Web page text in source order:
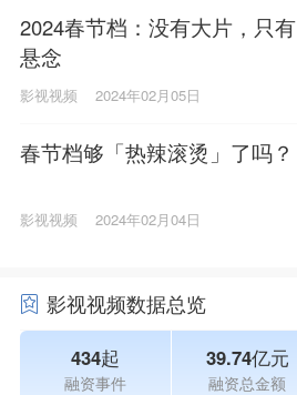
2024春节档：没有大片，只有
悬念
影视视频 2024年02月05日
春节档够「热辣滚烫」了吗？
影视视频 2024年02月04日
影视视频数据总览
434起
融资事件
39.74亿元
融资总金额